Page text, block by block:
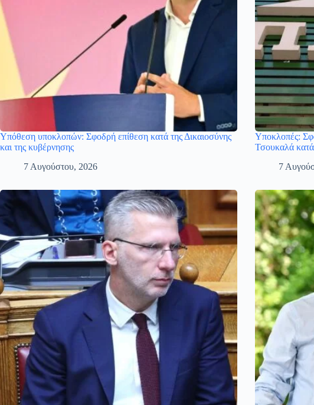
Υπόθεση υποκλοπών: Σφοδρή επίθεση κατά της Δικαιοσύνης
και της κυβέρνησης
7 Αυγούστου, 2026
Υποκλοπές:
Τσουκαλά κατά
7